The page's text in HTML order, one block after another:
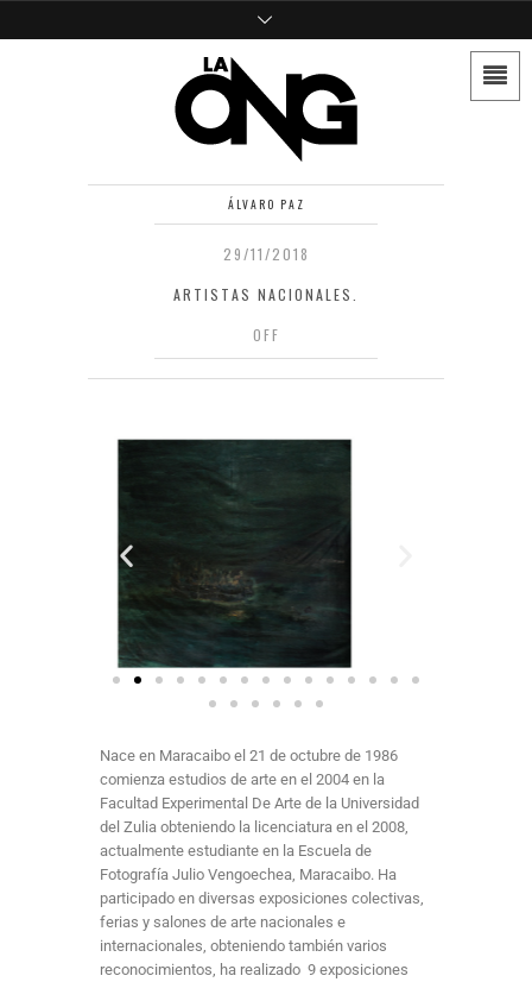
ÁLVARO PAZ
29/11/2018
ARTISTAS NACIONALES.
OFF
Nace en Maracaibo el 21 de octubre de 1986
comienza estudios de arte en el 2004 en la
Facultad Experimental De Arte de la Universidad
del Zulia obteniendo la licenciatura en el 2008,
actualmente estudiante en la Escuela de
Fotografía Julio Vengoechea, Maracaibo. Ha
participado en diversas exposiciones colectivas,
ferias y salones de arte nacionales e
internacionales, obteniendo también varios
reconocimientos, ha realizado 9 exposiciones